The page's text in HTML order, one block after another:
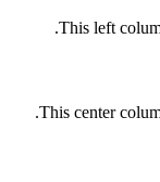
This left
This center